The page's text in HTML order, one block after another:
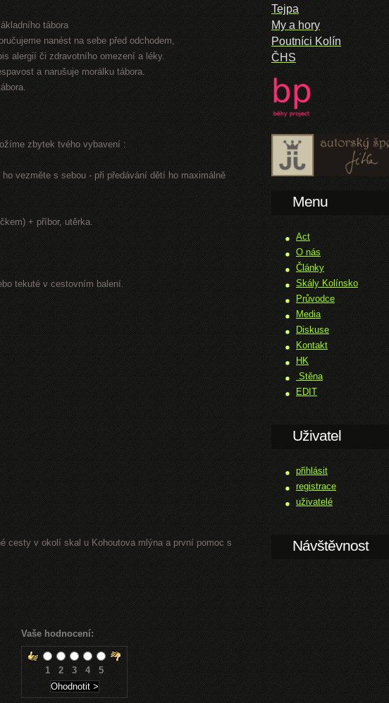
tábora
nanést na sebe před odchodem,
alergií či zdravotního omezení a léky.
a narušuje morálku tábora.
zbytek tvého vybavení :
vezměte s sebou - při předávání dětí ho maximálně
+ příbor, utěrka.
tekuté v cestovním balení.
cesty v okolí skal u Kohoutova mlýna a první pomoc s
Vaše hodnocení:
1 2 3 4 5
Tejpa
My a hory
Poutníci Kolín
ČHS
Menu
Act
O nás
Články
Skály Kolínsko
Průvodce
Media
Diskuse
Kontakt
HK
Stěna
EDIT
Uživatel
přihlásit
registrace
uživatelé
Návštěvnost